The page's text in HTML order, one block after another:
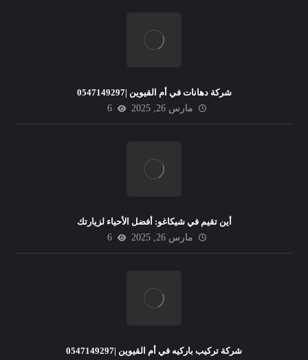
شركة دهانات في أم القيوين |0547149297
مارس 26, 2025
6
أين تقيم في شيكاغو: أفضل الأحياء لزيارتك
مارس 26, 2025
6
شركة تركيب باركيه في أم القيوين |0547149297